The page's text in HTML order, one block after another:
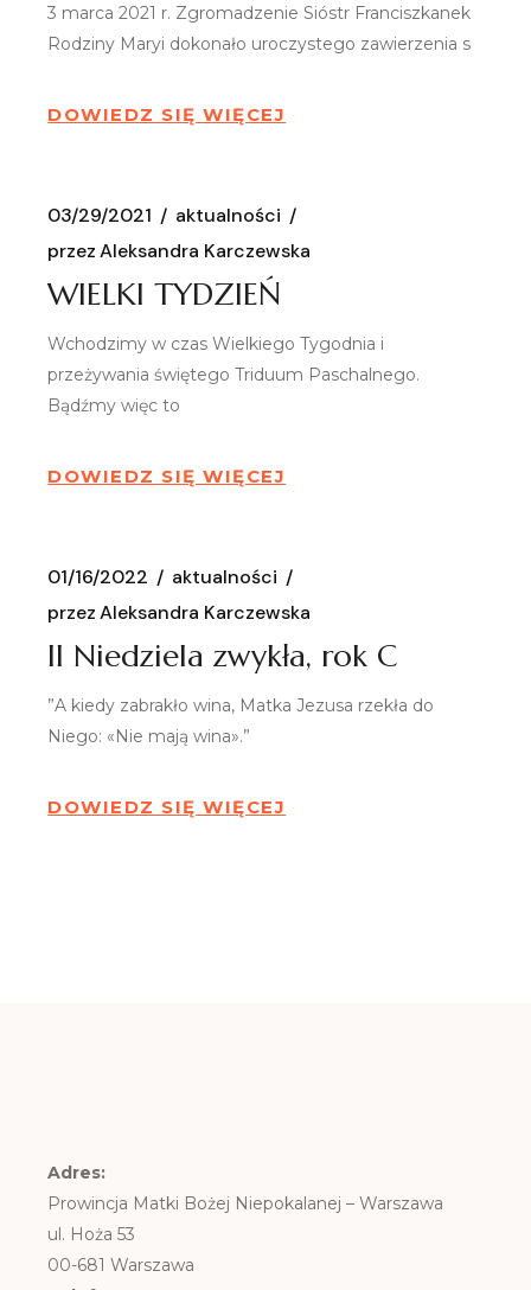
3 marca 2021 r. Zgromadzenie Sióstr Franciszkanek
Rodziny Maryi dokonało uroczystego zawierzenia s
DOWIEDZ SIĘ WIĘCEJ
03/29/2021
aktualności
przez Aleksandra Karczewska
WIELKI TYDZIEŃ
Wchodzimy w czas Wielkiego Tygodnia i
przeżywania świętego Triduum Paschalnego.
Bądźmy więc to
DOWIEDZ SIĘ WIĘCEJ
01/16/2022
aktualności
przez Aleksandra Karczewska
II Niedziela zwykła, rok C
”A kiedy zabrakło wina, Matka Jezusa rzekła do
Niego: «Nie mają wina».”
DOWIEDZ SIĘ WIĘCEJ
Adres:
Prowincja Matki Bożej Niepokalanej – Warszawa
ul. Hoża 53
00-681 Warszawa